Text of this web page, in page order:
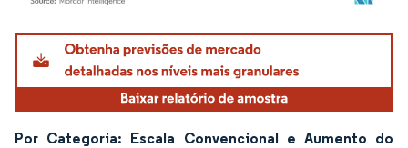
Imagem © Mordor Intelligence. O reuso requer atribuição conforme CC BY 4.0.
Por Categoria: Escala Convencional e Aumento do